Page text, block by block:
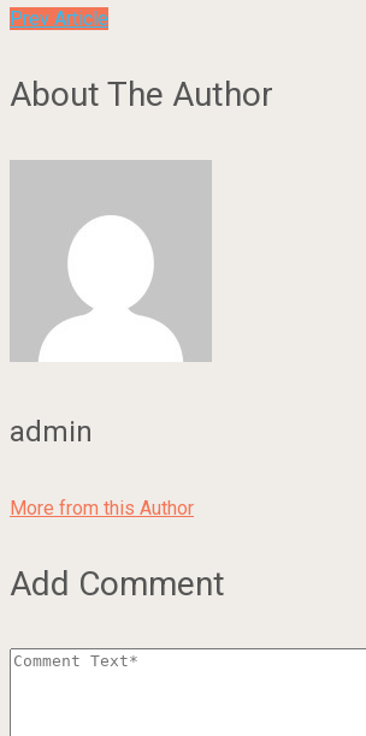
Prev Article
About The Author
admin
More from this Author
Add Comment